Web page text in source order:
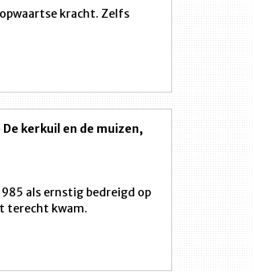
kracht. Zelfs
kerkuil en de muizen,
als ernstig bedreigd op
terecht kwam.